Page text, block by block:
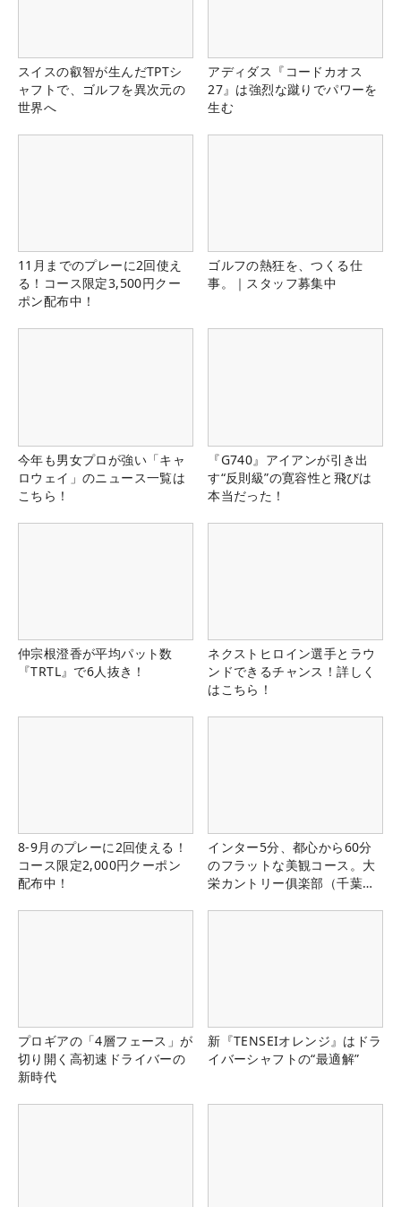
スイスの叡智が生んだTPTシ
ャフトで、ゴルフを異次元の
世界へ
アディダス『コードカオス
27』は強烈な蹴りでパワーを
生む
11月までのプレーに2回使え
る！コース限定3,500円クー
ポン配布中！
ゴルフの熱狂を、つくる仕
事。｜スタッフ募集中
今年も男女プロが強い「キャ
ロウェイ」のニュース一覧は
こちら！
『G740』アイアンが引き出
す“反則級”の寛容性と飛びは
本当だった！
仲宗根澄香が平均パット数
『TRTL』で6人抜き！
ネクストヒロイン選手とラウ
ンドできるチャンス！詳しく
はこちら！
8-9月のプレーに2回使える！
コース限定2,000円クーポン
配布中！
インター5分、都心から60分
のフラットな美観コース。大
栄カントリー俱楽部（千葉
プロギアの「4層フェース」が
切り開く高初速ドライバーの
新時代
新『TENSEIオレンジ』はドラ
イバーシャフトの“最適解”